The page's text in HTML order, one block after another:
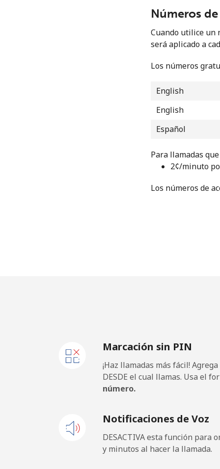
Números
Cuando utilice un
será aplicado a
Los números
English
English
Español
Para llamadas
⁦2¢⁩/minuto
Los números de
Marcación sin PIN
¡Haz llamadas más fácil!
DESDE el cual llamas. Usa el
número.
Notificaciones de Voz
DESACTIVA esta función para
y minutos al hacer la llamada.